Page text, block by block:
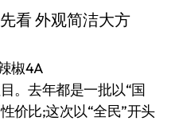
椒4A
。去年都是一批以“国
价比;这次以“全民”开头